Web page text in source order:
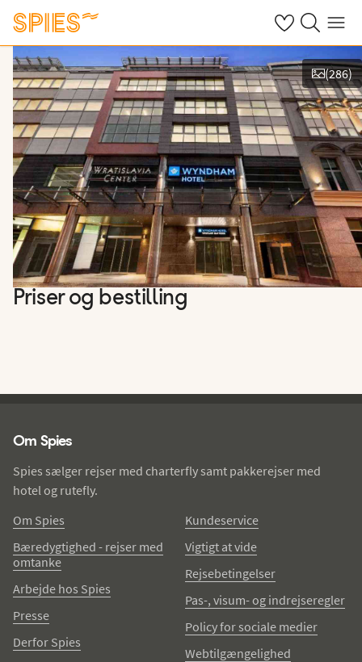
Se dine gemte
Søg påMenu
Vis billeder
(286)
Priser og bestilling
Om Spies
Spies sælger rejser med charterfly samt pakkerejser med
hotel og rutefly.
Om Spies
Bæredygtighed - rejser med
omtanke
Arbejde hos Spies
Presse
Derfor Spies
Kundeservice
Vigtigt at vide
Rejsebetingelser
Pas-, visum- og indrejseregler
Policy for sociale medier
Webtilgængelighed